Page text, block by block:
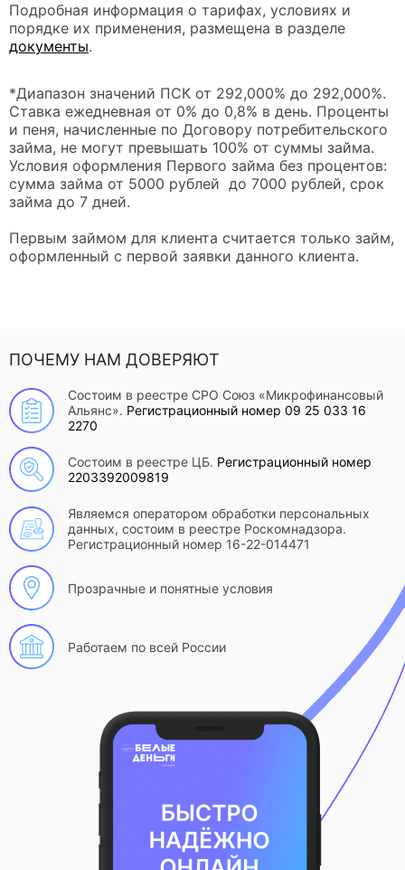
Подробная информация о тарифах, условиях и
порядке их применения, размещена в разделе
документы.
*Диапазон значений ПСК от 292,000% до 292,000%.
Ставка ежедневная от 0% до 0,8% в день. Проценты
и пеня, начисленные по Договору потребительского
займа, не могут превышать 100% от суммы займа.
Условия оформления Первого займа без процентов:
сумма займа от 5000 рублей до 7000 рублей, срок
займа до 7 дней.
Первым займом для клиента считается только займ,
оформленный с первой заявки данного клиента.
ПОЧЕМУ НАМ ДОВЕРЯЮТ
Состоим в реестре СРО Союз «Микрофинансовый
Альянс». Регистрационный номер 09 25 033 16
2270
Состоим в реестре ЦБ. Регистрационный номер
2203392009819
Являемся оператором обработки персональных
данных, состоим в реестре Роскомнадзора.
Регистрационный номер 16-22-014471
Прозрачные и понятные условия
Работаем по всей России